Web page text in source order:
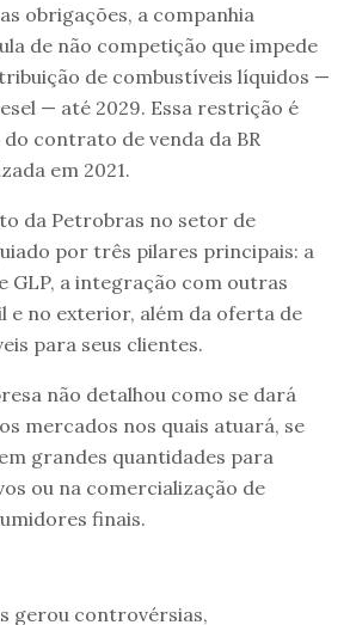
obrigações, a companhia
de não competição que impede
de combustíveis líquidos —
— até 2029. Essa restrição é
contrato de venda da BR
em 2021.
da Petrobras no setor de
por três pilares principais: a
GLP, a integração com outras
e no exterior, além da oferta de
para seus clientes.
não detalhou como se dará
mercados nos quais atuará, se
grandes quantidades para
ou na comercialização de
finais.
gerou controvérsias,